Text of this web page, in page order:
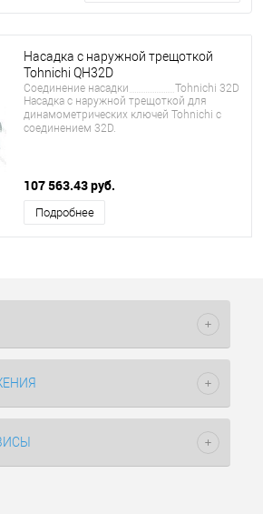
Насадка с наружной трещоткой
Tohnichi QH32D
Соединение насадки
Tohnichi 32D
Насадка с наружной трещоткой для
динамометрических ключей Tohnichi с
соединением 32D.
107 563.43 руб.
Подробнее